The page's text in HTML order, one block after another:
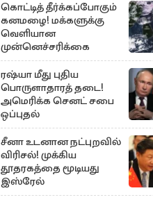
கொட்டித் தீர்க்கப்போகும்
கனமழை! மக்களுக்கு
வெளியான
முன்னெச்சரிக்கை
ரஷ்யா மீது புதிய
பொருளாதாரத் தடை!
அமெரிக்க செனட் சபை
ஒப்புதல்
சீனா உடனான நட்புறவில்
விரிசல்! முக்கிய
தூதரகத்தை மூடியது
இஸ்ரேல்